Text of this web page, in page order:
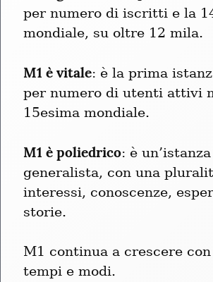
per numero di iscritti e la
mondiale, su oltre 12 mila.
M1 è vitale: è la prima
per numero di utenti attivi
15esima mondiale.
M1 è poliedrico: è un’istanza
generalista, con una
interessi, conoscenze,
storie.
M1 continua a crescere
tempi e modi.